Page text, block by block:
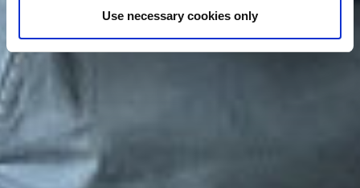
Use necessary cookies only